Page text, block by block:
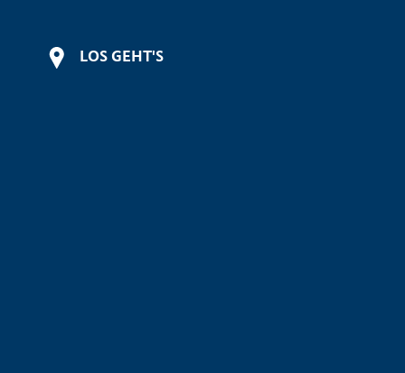
LOS GEHT'S